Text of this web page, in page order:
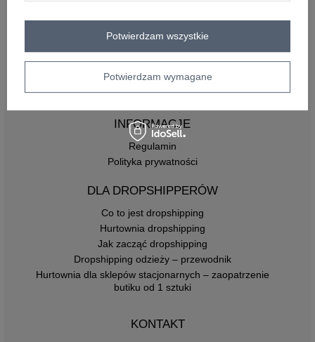
FACTORYPRICE
Płatności i koszty dostawy
Pytania o współpracę z hurtownią
Zasady zwrotów
INFORMACJE
Regulamin
Polityka prywatności
DLA DROPSHIPPERÓW
Co to jest dropshipping
Hurtownia dropshipping
Jak zacząć dropshipping
Dropshipping odzieży – przewodnik
Hurtownia dla sklepów stacjonarnych – zaopatrzenie
butiku od 1 sztuki
KONTAKT
Potwierdzam wymagane
Potwierdzam wszystkie